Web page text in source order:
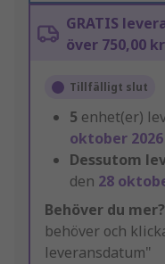
GRATIS
över 750,00 kr
Tillfälligt slut
5 enhet(er)
oktober 2026
Dessutom
den 28
Behöver du mer?
behöver och
leveransdatum"